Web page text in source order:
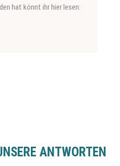
hat könnt ihr hier lesen:
ANTWORTEN